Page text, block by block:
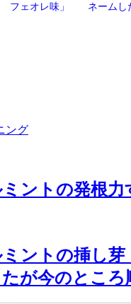
フェオレ味」
ネームし
ング
ントの発根力
ントの挿し芽
が今のところ